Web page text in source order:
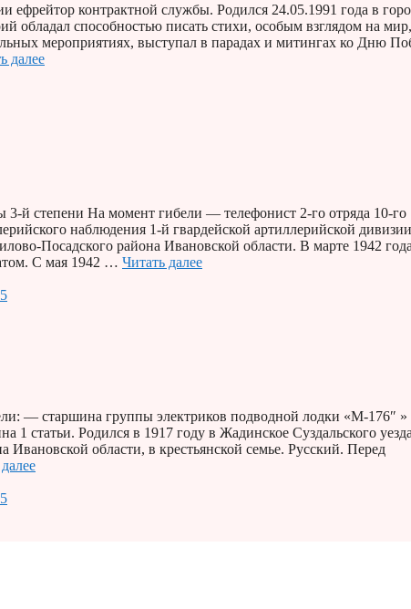
контрактной службы. Родился 24.05.1991 года в
обладал способностью писать стихи, особым взглядом на мир,
мероприятиях, выступал в парадах и митингах ко Дню
далее
й степени На момент гибели — телефонист 2-го отряда 10-го
наблюдения 1-й гвардейской артиллерийской
Посадского района Ивановской области. В марте 1942
С мая 1942 … Читать далее
— старшина группы электриков подводной лодки «М-176″ »
статьи. Родился в 1917 году в Жадинское Суздальского
области, в крестьянской семье. Русский. Перед